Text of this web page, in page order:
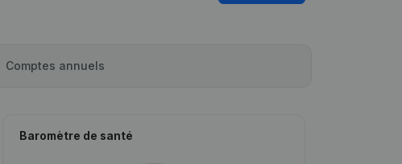
Comptes annuels
Baromètre de santé